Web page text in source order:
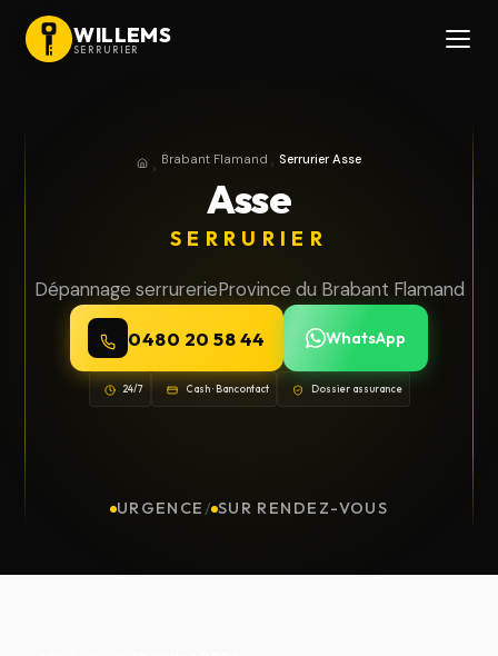
WILLEMS
SERRURIER
AccueilProvince du Brabant Flamand
Brabant Flamand Serrurier Asse
Asse
SERRURIER
Dépannage serrurerieProvince du Brabant Flamand
0480 20 58 44 WhatsApp
24/7 Cash · Bancontact Dossier assurance
URGENCE / SUR RENDEZ-VOUS